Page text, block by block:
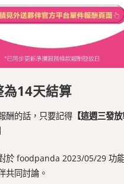
14天結算
酬的話，只要記得【這週三發
於 foodpanda 2023/05/29 功
共同討論。